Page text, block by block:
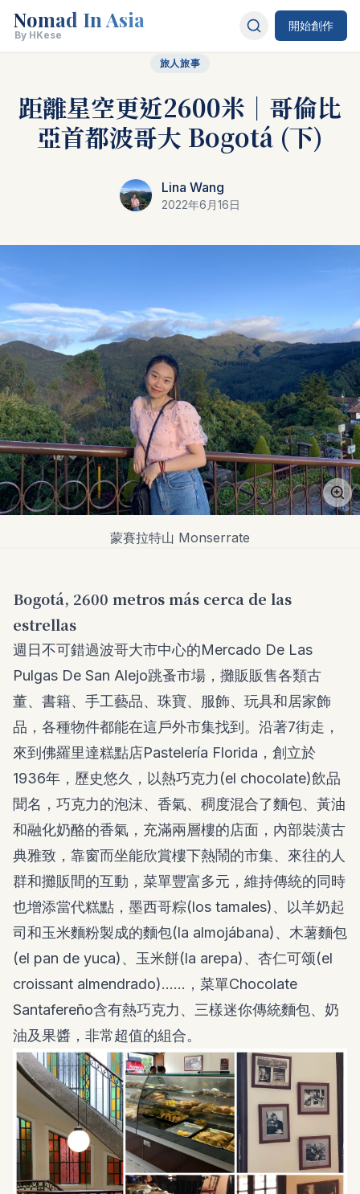
Nomad In Asia
By HKese
開始創作
旅人旅事
距離星空更近2600米｜哥倫比
亞首都波哥大 Bogotá (下)
Lina Wang
2022年6月16日
蒙賽拉特山 Monserrate
Bogotá, 2600 metros más cerca de las
estrellas
週日不可錯過波哥大市中心的Mercado De Las
Pulgas De San Alejo跳蚤市場，攤販販售各類古
董、書籍、手工藝品、珠寶、服飾、玩具和居家飾
品，各種物件都能在這戶外市集找到。沿著7街走，
來到佛羅里達糕點店Pastelería Florida ，創立於
1936年，歷史悠久，以熱巧克力(el chocolate)飲品
聞名，巧克力的泡沫、香氣、稠度混合了麵包、黃油
和融化奶酪的香氣，充滿兩層樓的店面，內部裝潢古
典雅致，靠窗而坐能欣賞樓下熱鬧的市集、來往的人
群和攤販間的互動，菜單豐富多元，維持傳統的同時
也增添當代糕點，墨西哥粽(los tamales)、以羊奶起
司和玉米麵粉製成的麵包(la almojábana)、木薯麵包
(el pan de yuca)、玉米餅(la arepa)、杏仁可颂(el
croissant almendrado)……，菜單Chocolate
Santafereño含有熱巧克力、三樣迷你傳統麵包、奶
油及果醬，非常超值的組合。